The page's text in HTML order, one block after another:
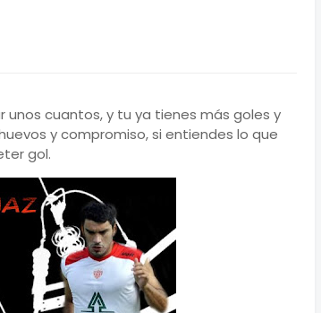
unos cuantos, y tu ya tienes más goles y
y compromiso, si entiendes lo que
gol.